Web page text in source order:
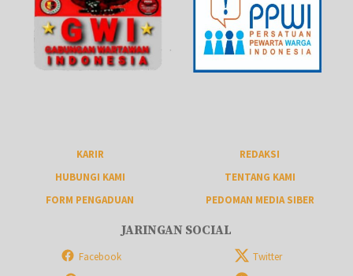
KARIR
REDAKSI
HUBUNGI KAMI
TENTANG KAMI
FORM PENGADUAN
PEDOMAN MEDIA SIBER
JARINGAN SOCIAL
Facebook
Twitter